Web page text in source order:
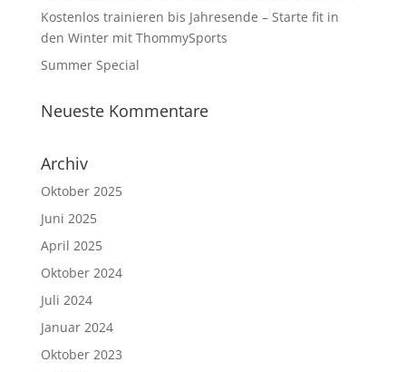
Kostenlos trainieren bis Jahresende – Starte fit in
den Winter mit ThommySports
Summer Special
Neueste Kommentare
Archiv
Oktober 2025
Juni 2025
April 2025
Oktober 2024
Juli 2024
Januar 2024
Oktober 2023